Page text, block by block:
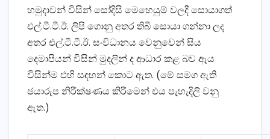
හමුදාවන් විසින් සෝදිසි මෙහෙයුම් වලදී සොයාගත්
එල්.ටී.ටී.ඊ. ලිපි ගොනු අතර තිබී සොයා ගන්නා ලද
අතර එල්.ටී.ටී.ඊ. සංවිධානය වෙනුවෙන් සිය
දෙමාපියන් විසින් මුදලින් ද ආධාර කළ බව ඇය
විසින්ම එහි සඳහන් කොට ඇත. (මේ සමග ඇති
ඡයාරුප නිරීක්ෂණය කිරීමෙන් එය පැහැදිලි වනු
ඇත.)